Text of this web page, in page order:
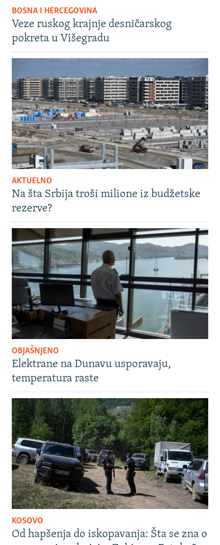
BOSNA I HERCEGOVINA
Veze ruskog krajnje desničarskog
pokreta u Višegradu
AKTUELNO
Na šta Srbija troši milione iz budžetske
rezerve?
OBJAŠNJENO
Elektrane na Dunavu usporavaju,
temperatura raste
KOSOVO
Od hapšenja do iskopavanja: Šta se zna o